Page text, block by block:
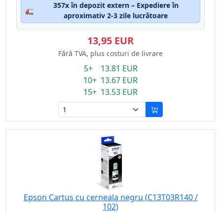
🚛
357x în depozit extern – Expediere în
aproximativ 2-3 zile lucrătoare
13,95 EUR
Fără TVA, plus costuri de livrare
5+ 13.81 EUR
10+ 13.67 EUR
15+ 13.53 EUR
Epson Cartus cu cerneala negru (C13T03R140 /
102)